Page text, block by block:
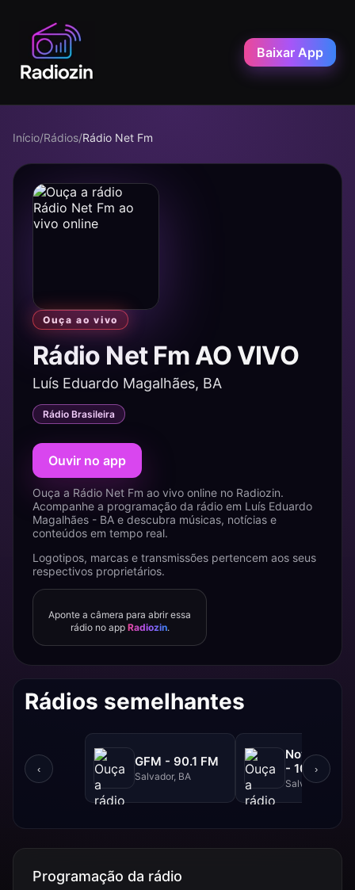
Baixar App
Início/Rádios/Rádio Net Fm
Ouça ao vivo
Rádio Net Fm AO VIVO
Luís Eduardo Magalhães, BA
Rádio Brasileira
Ouvir no app
Ouça a Rádio Net Fm ao vivo online no Radiozin.
Acompanhe a programação da rádio em Luís Eduardo
Magalhães - BA e descubra músicas, notícias e
conteúdos em tempo real.
Logotipos, marcas e transmissões pertencem aos seus
respectivos proprietários.
Aponte a câmera para abrir essa
rádio no app Radiozin.
Rádios semelhantes
‹
GFM - 90.1 FM
Salvador, BA
NovaBrasil
- 104.7 FM
Salvador, BA
›
Programação da rádio